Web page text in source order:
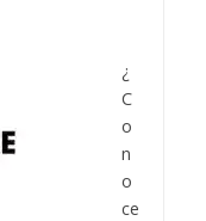
¿
C
o
n
o
ce